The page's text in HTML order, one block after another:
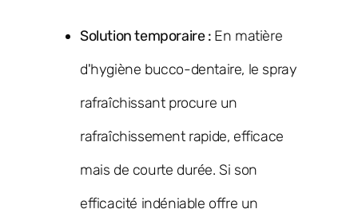
Solution temporaire : En matière
d'hygiène bucco-dentaire, le spray
rafraîchissant procure un
rafraîchissement rapide, efficace
mais de courte durée. Si son
efficacité indéniable offre un